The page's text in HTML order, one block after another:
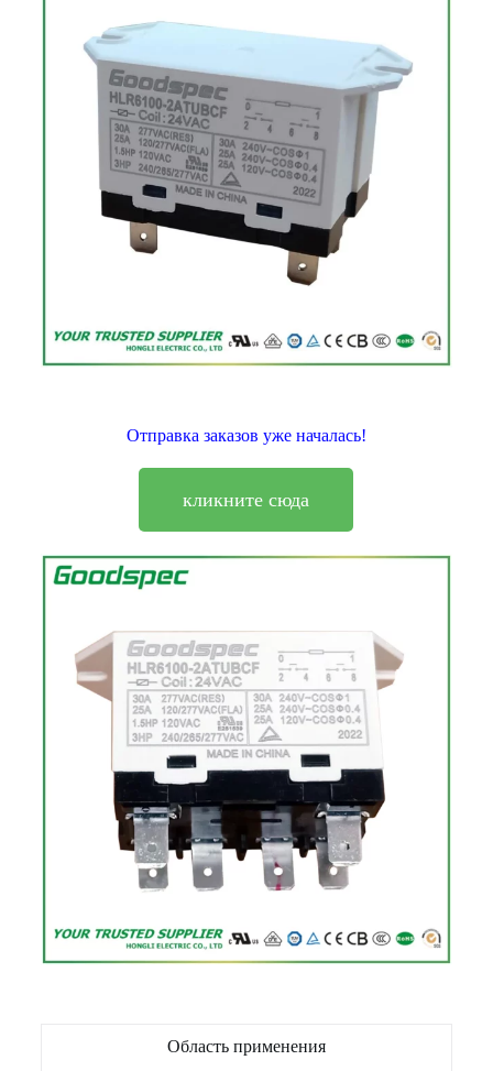
Отправка заказов уже началась!
кликните сюда
Область применения